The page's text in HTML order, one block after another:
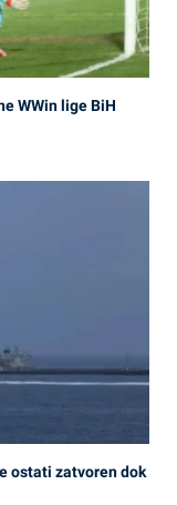
WWin lige BiH
ostati zatvoren dok